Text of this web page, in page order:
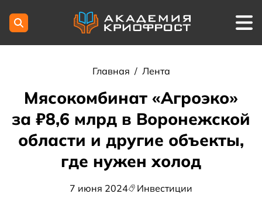
Главная / Лента
Мясокомбинат «Агроэко»
за ₽8,6 млрд в Воронежской
области и другие объекты,
где нужен холод
7 июня 2024 Инвестиции